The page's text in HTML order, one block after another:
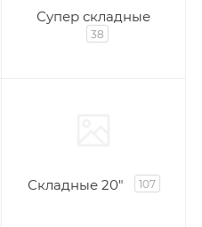
Супер складные
38
Складные 20" 107